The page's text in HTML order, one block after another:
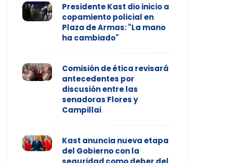
Presidente Kast dio inicio a
copamiento policial en
Plaza de Armas: "La mano
ha cambiado"
Comisión de ética revisará
antecedentes por
discusión entre las
senadoras Flores y
Campillai
Kast anuncia nueva etapa
del Gobierno con la